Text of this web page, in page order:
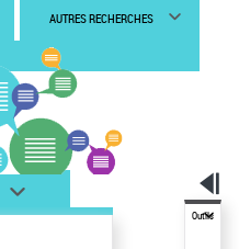
AUTRES RECHERCHES
Outils